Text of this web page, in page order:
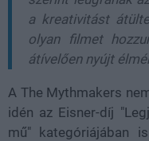
a kreativitást
olyan filmet
átívelően nyújt
A The Mythmakers
idén az Eisner-díj
mű" kategóriájában